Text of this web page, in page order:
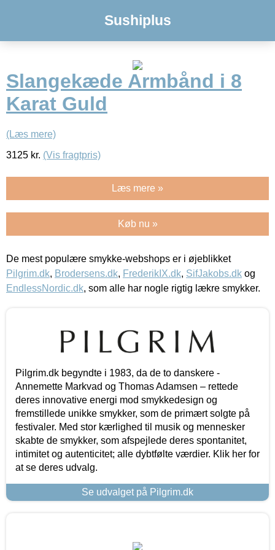
Sushiplus
Slangekæde Armbånd i 8
Karat Guld
(Læs mere)
3125 kr. (Vis fragtpris)
Læs mere »
Køb nu »
De mest populære smykke-webshops er i øjeblikket
Pilgrim.dk, Brodersens.dk, FrederikIX.dk, SifJakobs.dk og
EndlessNordic.dk, som alle har nogle rigtig lækre smykker.
Pilgrim.dk begyndte i 1983, da de to danskere -
Annemette Markvad og Thomas Adamsen – rettede
deres innovative energi mod smykkedesign og
fremstillede unikke smykker, som de primært solgte på
festivaler. Med stor kærlighed til musik og mennesker
skabte de smykker, som afspejlede deres spontanitet,
intimitet og autenticitet; alle dybtfølte værdier. Klik her for
at se deres udvalg.
Se udvalget på Pilgrim.dk